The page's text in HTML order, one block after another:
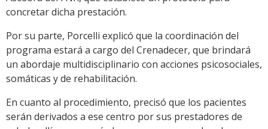
concretar dicha prestación.
Por su parte, Porcelli explicó que la coordinación del
programa estará a cargo del Crenadecer, que brindará
un abordaje multidisciplinario con acciones psicosociales,
somáticas y de rehabilitación.
En cuanto al procedimiento, precisó que los pacientes
serán derivados a ese centro por sus prestadores de